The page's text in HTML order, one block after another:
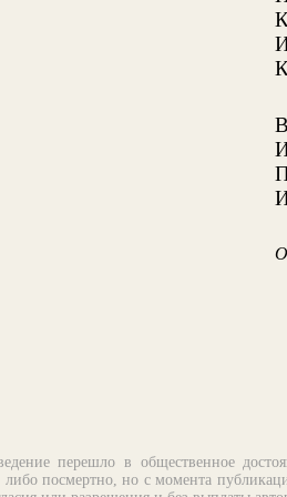
перешло в общественное
посмертно, но с момента